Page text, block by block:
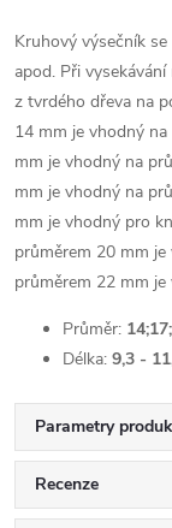
Kruhový výsečník
apod. Při
z tvrdého dřeva na
14 mm je vhodný
mm je vhodný na
mm je vhodný na
mm je vhodný pro
průměrem 20 mm
průměrem 22 mm
Průměr:
Délka: 9,3 -
Parametry
Recenze